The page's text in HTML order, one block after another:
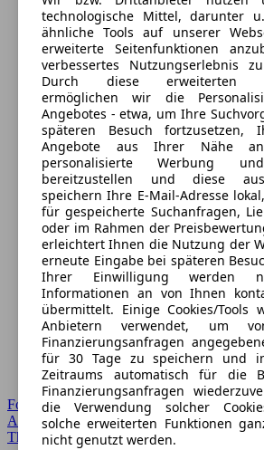
Forum Startseite
Alle Auto-Foren
Themen-Forum
technologische Mittel, darunter
ähnliche Tools auf unserer
erweiterte Seitenfunktionen
verbessertes Nutzungserlebnis
Durch diese erweiterten
ermöglichen wir die
Angebotes - etwa, um Ihre
späteren Besuch fortzusetzen,
Angebote aus Ihrer Nähe
personalisierte Werbung
bereitzustellen und diese
speichern Ihre E-Mail-Adresse
für gespeicherte Suchanfragen,
oder im Rahmen der
erleichtert Ihnen die Nutzung der
erneute Eingabe bei späteren
Ihrer Einwilligung werden
Informationen an von Ihnen
übermittelt. Einige Cookies/Tools
Anbietern verwendet, um
Finanzierungsanfragen
für 30 Tage zu speichern und
Zeitraums automatisch für die
Finanzierungsanfragen
die Verwendung solcher
solche erweiterten Funktionen
nicht genutzt werden.